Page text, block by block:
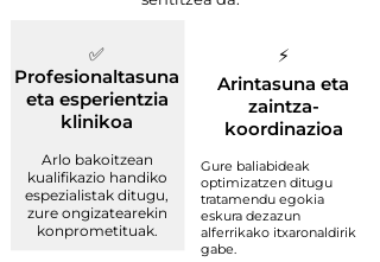
✅
Profesionaltasuna
eta esperientzia
klinikoa
Arlo bakoitzean
kualifikazio handiko
espezialistak ditugu,
zure ongizatearekin
konprometituak.
⚡
Arintasuna eta
zaintza-
koordinazioa
Gure baliabideak
optimizatzen ditugu
tratamendu egokia
eskura dezazun
alferrikako itxaronaldirik
gabe.